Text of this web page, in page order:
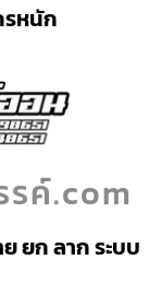
รหนัก
ค์.com
ยก ลาก ระบบ